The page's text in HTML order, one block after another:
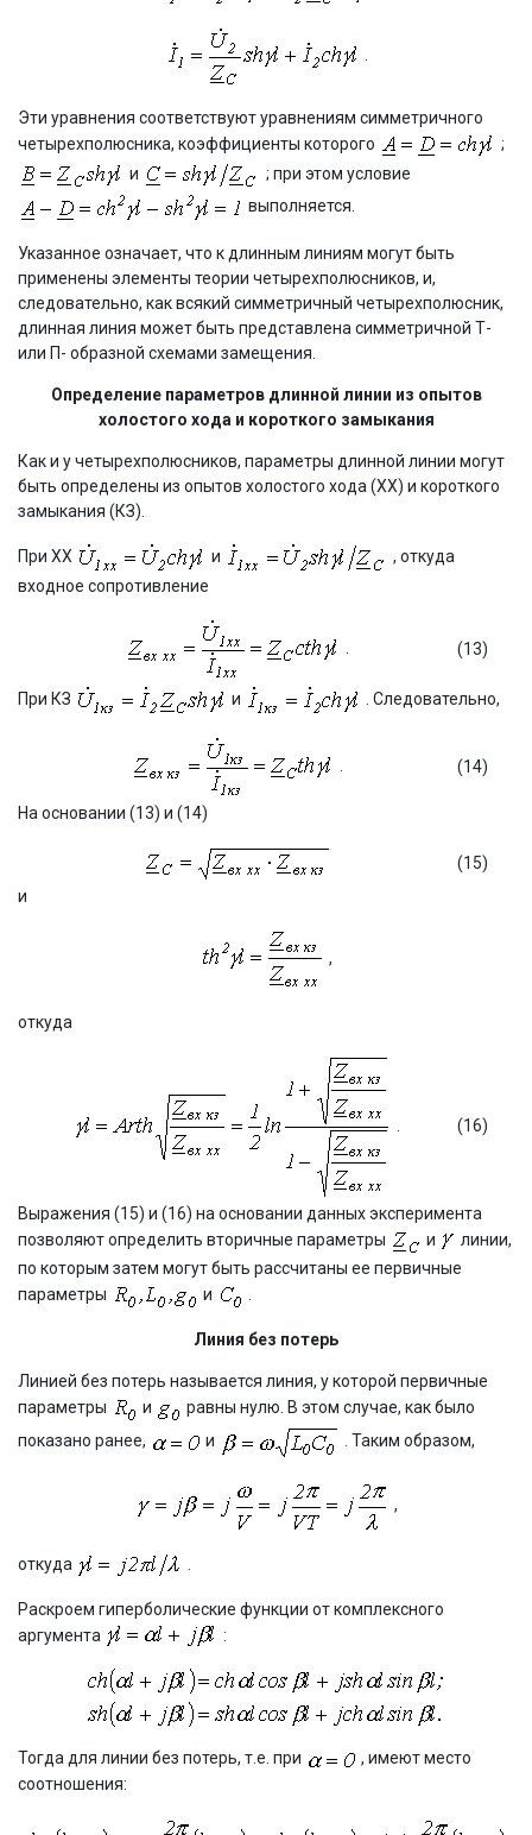
.
Эти уравнения соответствуют уравнениям симметричного
четырехполюсника, коэффициенты которого
;
и
; при этом условие
выполняется.
Указанное означает, что к длинным линиям могут быть
применены элементы теории четырехполюсников, и,
следовательно, как всякий симметричный четырехполюсник,
длинная линия может быть представлена симметричной Т-
или П- образной схемами замещения.
Определение параметров длинной линии из опытов
холостого хода и короткого замыкания
Как и у четырехполюсников, параметры длинной линии могут
быть определены из опытов холостого хода (ХХ) и короткого
замыкания (КЗ).
При ХХ и
, откуда
входное сопротивление
. (13)
При КЗ и . Следовательно,
. (14)
На основании (13) и (14)
(15)
и
,
откуда
(16)
Выражения (15) и (16) на основании данных эксперимента
позволяют определить вторичные параметры
и
линии,
по которым затем могут быть рассчитаны ее первичные
параметры
и .
Линия без потерь
Линией без потерь называется линия, у которой первичные
параметры
и
равны нулю. В этом случае, как было
показано ранее,
и . Таким образом,
,
откуда .
Раскроем гиперболические функции от комплексного
аргумента
:
Тогда для линии без потерь, т.е. при
, имеют место
соотношения: